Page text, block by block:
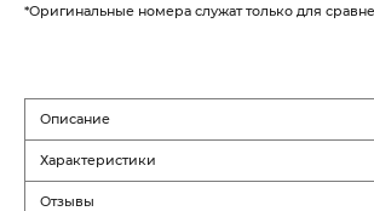
*Оригинальные номера служат только для
Описание
Характеристики
Отзывы